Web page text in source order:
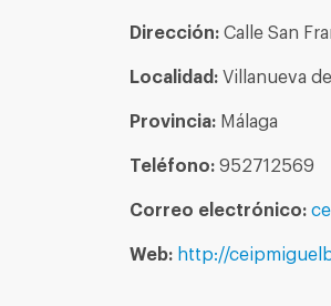
Dirección: Calle San
Localidad: Villanueva
Provincia: Málaga
Teléfono: 952712569
Correo electrónico:
Web: http://